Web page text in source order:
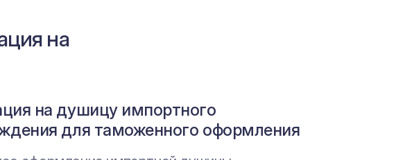
на
на душицу импортного
для таможенного оформления
на душицу отечественного